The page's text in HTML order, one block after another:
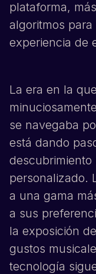
plataforma,
algoritmos
experiencia de
La era en la
se navegaba
está dando
personalizado.
a una gama
a sus
la exposición
gustos
tecnología